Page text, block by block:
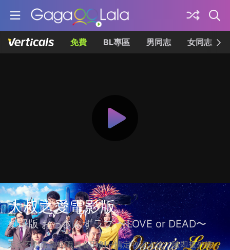
免費 BL專區 男同志 女同志
大叔之愛電影版
劇場版 おっさんずラブ 〜LOVE or DEAD〜
天空不動產魯蛇職員春田創一情定牧凌太後，隨即被外派，